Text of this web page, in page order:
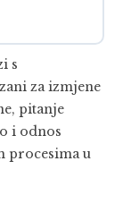
s
za izmjene
pitanje
i odnos
procesima u